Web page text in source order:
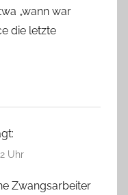
„wann war
die letzte
Uhr
Zwangsarbeiter